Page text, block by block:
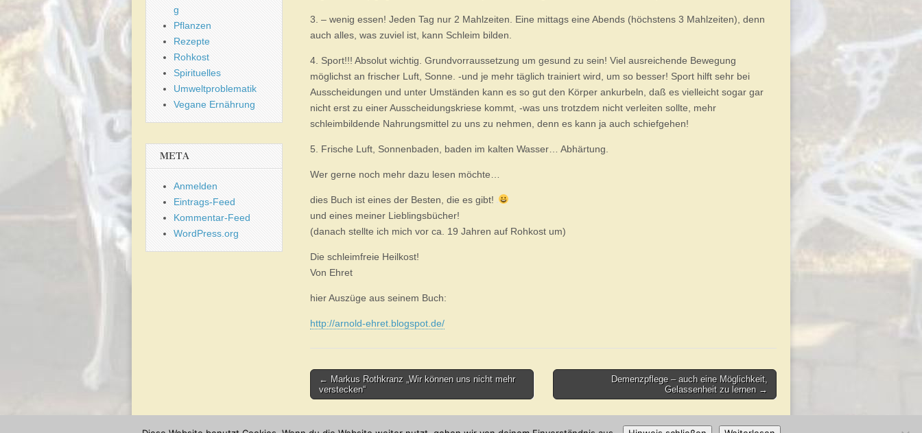
3. – wenig essen! Jeden Tag nur 2 Mahlzeiten. Eine mittags eine Abends (höchstens 3 Mahlzeiten), denn
auch alles, was zuviel ist, kann Schleim bilden.
4. Sport!!! Absolut wichtig. Grundvorraussetzung um gesund zu sein! Viel ausreichende Bewegung
möglichst an frischer Luft, Sonne. -und je mehr täglich trainiert wird, um so besser! Sport hilft sehr bei
Ausscheidungen und unter Umständen kann es so gut den Körper ankurbeln, daß es vielleicht sogar gar
nicht erst zu einer Ausscheidungskriese kommt, -was uns trotzdem nicht verleiten sollte, mehr
schleimbildende Nahrungsmittel zu uns zu nehmen, denn es kann ja auch schiefgehen!
5. Frische Luft, Sonnenbaden, baden im kalten Wasser… Abhärtung.
Wer gerne noch mehr dazu lesen möchte…
dies Buch ist eines der Besten, die es gibt!
und eines meiner Lieblingsbücher!
(danach stellte ich mich vor ca. 19 Jahren auf Rohkost um)
Die schleimfreie Heilkost!
Von Ehret
hier Auszüge aus seinem Buch:
http://arnold-ehret.blogspot.de/
Post
navigation
← Markus Rothkranz „Wir können uns nicht mehr
verstecken“
Demenzpflege – auch eine Möglichkeit,
Gelassenheit zu lernen →
g
Pflanzen
Rezepte
Rohkost
Spirituelles
Umweltproblematik
Vegane Ernährung
META
Anmelden
Eintrags-Feed
Kommentar-Feed
WordPress.org